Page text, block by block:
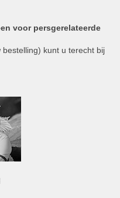
voor persgerelateerde
kunt u terecht bij